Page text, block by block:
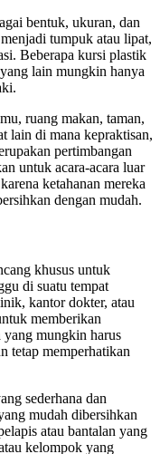
bentuk, ukuran, dan
tumpuk atau lipat,
Beberapa kursi plastik
lain mungkin hanya
ruang makan, taman,
lain di mana kepraktisan,
pertimbangan
untuk acara-acara luar
ketahanan mereka
dengan mudah.
khusus untuk
di suatu tempat
kantor dokter, atau
memberikan
yang mungkin harus
tetap memperhatikan
sederhana dan
mudah dibersihkan
atau bantalan yang
kelompok yang